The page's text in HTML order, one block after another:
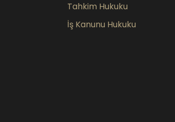
Tahkim Hukuku
İş Kanunu Hukuku